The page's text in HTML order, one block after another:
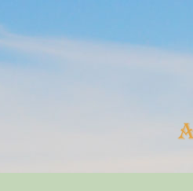
AWAL TENTANG KAMI